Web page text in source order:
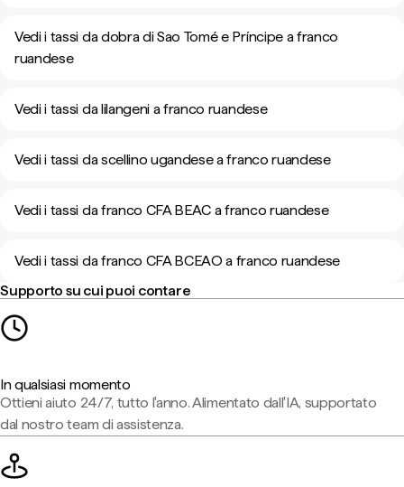
Vedi i tassi da dobra di Sao Tomé e Príncipe a franco
ruandese
Vedi i tassi da lilangeni a franco ruandese
Vedi i tassi da scellino ugandese a franco ruandese
Vedi i tassi da franco CFA BEAC a franco ruandese
Vedi i tassi da franco CFA BCEAO a franco ruandese
Supporto su cui puoi contare
In qualsiasi momento
Ottieni aiuto 24/7, tutto l'anno. Alimentato dall'IA, supportato
dal nostro team di assistenza.